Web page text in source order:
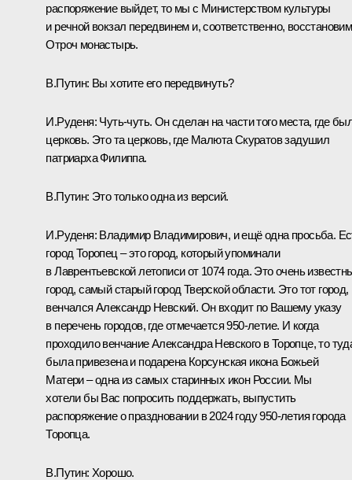
распоряжение выйдет, то мы с Министерством культуры
и речной вокзал передвинем и, соответственно, восстановим
Отроч монастырь.
В.Путин: Вы хотите его передвинуть?
И.Руденя: Чуть-чуть. Он сделан на части того места, где
церковь. Это та церковь, где Малюта Скуратов задушил
патриарха Филиппа.
В.Путин: Это только одна из версий.
И.Руденя: Владимир Владимирович, и ещё одна просьба.
город Торопец – это город, который упоминали
в Лаврентьевской летописи от 1074 года. Это очень
город, самый старый город Тверской области. Это тот город,
венчался Александр Невский. Он входит по Вашему указу
в перечень городов, где отмечается 950-летие. И когда
проходило венчание Александра Невского в Торопце, то
была привезена и подарена Корсунская икона Божьей
Матери – одна из самых старинных икон России. Мы
хотели бы Вас попросить поддержать, выпустить
распоряжение о праздновании в 2024 году 950-летия города
Торопца.
В.Путин: Хорошо.